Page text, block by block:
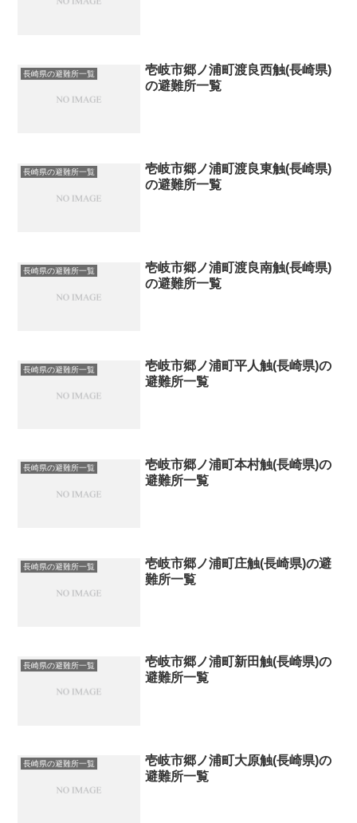
長崎県の避難所一覧
壱岐市郷ノ浦町渡良西触(長崎県)
の避難所一覧
長崎県の避難所一覧
壱岐市郷ノ浦町渡良東触(長崎県)
の避難所一覧
長崎県の避難所一覧
壱岐市郷ノ浦町渡良南触(長崎県)
の避難所一覧
長崎県の避難所一覧
壱岐市郷ノ浦町平人触(長崎県)の
避難所一覧
長崎県の避難所一覧
壱岐市郷ノ浦町本村触(長崎県)の
避難所一覧
長崎県の避難所一覧
壱岐市郷ノ浦町庄触(長崎県)の避
難所一覧
長崎県の避難所一覧
壱岐市郷ノ浦町新田触(長崎県)の
避難所一覧
長崎県の避難所一覧
壱岐市郷ノ浦町大原触(長崎県)の
避難所一覧